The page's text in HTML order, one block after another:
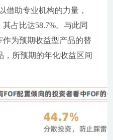
借助专业机构的力量，
占比达58.7%。与此同
作为预期收益型产品的替
，所预期的年化收益区间